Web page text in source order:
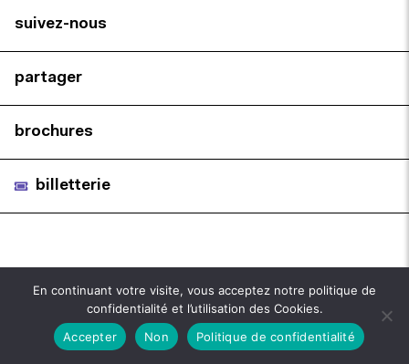
suivez-nous
partager
brochures
billetterie
En continuant votre visite, vous acceptez notre politique de
confidentialité et l’utilisation des Cookies.
Accepter
Non Politique de confidentialité